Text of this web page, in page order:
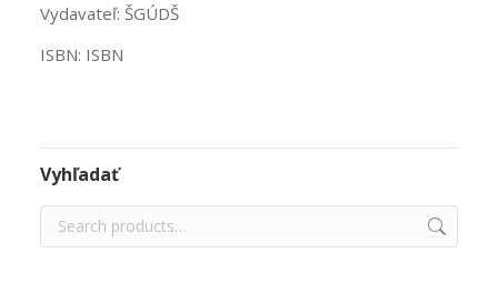
Vydavateľ: ŠGÚDŠ
ISBN: ISBN
Vyhľadať